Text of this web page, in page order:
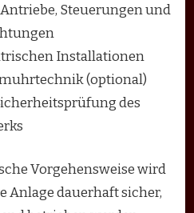
Steuerungen und
Installationen
(optional)
des
Vorgehensweise wird
Anlage dauerhaft sicher,